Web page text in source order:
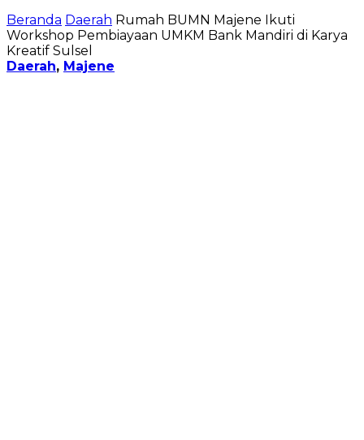
Beranda Daerah Rumah BUMN Majene Ikuti
Workshop Pembiayaan UMKM Bank Mandiri di Karya
Kreatif Sulsel
Daerah, Majene